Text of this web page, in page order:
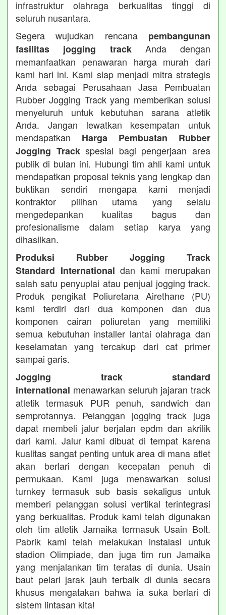
infrastruktur olahraga berkualitas tinggi di
seluruh nusantara.
Segera wujudkan rencana pembangunan
fasilitas jogging trackAnda dengan
memanfaatkan penawaran harga murah dari
kami hari ini. Kami siap menjadi mitra strategis
Anda sebagai Perusahaan Jasa Pembuatan
Rubber Jogging Track yang memberikan solusi
menyeluruh untuk kebutuhan sarana atletik
Anda. Jangan lewatkan kesempatan untuk
mendapatkan Harga Pembuatan Rubber
Jogging Trackspesial bagi pengerjaan area
publik di bulan ini. Hubungi tim ahli kami untuk
mendapatkan proposal teknis yang lengkap dan
buktikan sendiri mengapa kami menjadi
kontraktor pilihan utama yang selalu
mengedepankan kualitas bagus dan
profesionalisme dalam setiap karya yang
dihasilkan.
Produksi Rubber Jogging Track
Standard International dan kami merupakan
salah satu penyuplai atau penjual jogging track.
Produk pengikat Poliuretana Airethane (PU)
kami terdiri dari dua komponen dan dua
komponen cairan poliuretan yang memiliki
semua kebutuhan installer lantai olahraga dan
keselamatan yang tercakup dari cat primer
sampai garis.
Jogging track standard
international menawarkan seluruh jajaran track
atletik termasuk PUR penuh, sandwich dan
semprotannya. Pelanggan jogging track juga
dapat membeli jalur berjalan epdm dan akrilik
dari kami. Jalur kami dibuat di tempat karena
kualitas sangat penting untuk area di mana atlet
akan berlari dengan kecepatan penuh di
permukaan. Kami juga menawarkan solusi
turnkey termasuk sub basis sekaligus untuk
memberi pelanggan solusi vertikal terintegrasi
yang berkualitas. Produk kami telah digunakan
oleh tim atletik Jamaika termasuk Usain Bolt.
Pabrik kami telah melakukan instalasi untuk
stadion Olimpiade, dan juga tim run Jamaika
yang menjalankan tim teratas di dunia. Usain
baut pelari jarak jauh terbaik di dunia secara
khusus mengatakan bahwa ia suka berlari di
sistem lintasan kita!